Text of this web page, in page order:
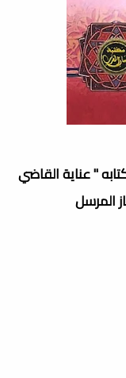
" عناية القاضي
المرسل